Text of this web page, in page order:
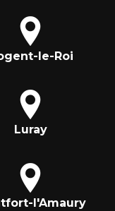
le-Roi
Luray
l'Amaury